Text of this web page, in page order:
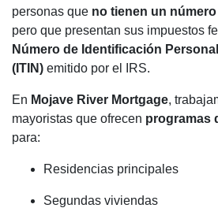
personas que no tienen un
pero que presentan sus impuestos
Número de Identificación
(ITIN) emitido por el IRS.
En Mojave River Mortgage,
mayoristas que ofrecen programas
para:
Residencias principales
Segundas viviendas